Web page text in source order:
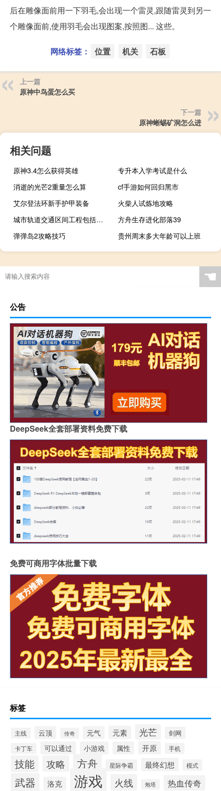
后在雕像面前用一下羽毛,会出现一个雷灵,跟随雷灵到另一
个雕像面前,使用羽毛会出现图案,按照图... 这些。
网络标签： 位置 机关 石板
上一篇
原神中鸟蛋怎么买
下一篇
原神蜥蜴矿洞怎么进
相关问题
原神3.4怎么获得英雄
专升本入学考试是什么
消逝的光芒2重量怎么算
cf手游如何回归黑市
艾尔登法环新手护甲装备
火柴人试炼地攻略
城市轨道交通区间工程包括哪些
方舟生存进化部落39
弹弹岛2攻略技巧
贵州周末多大年龄可以上班
☚
公告
DeepSeek全套部署资料免费下载
免费可商用字体批量下载
标签
主线 云顶 传奇 元气 元素 光芒 剑网
卡丁车 可以通过 小游戏 属性 开原 手机
技能 攻略 方舟 星际争霸 最终幻想 模式
武器 洛克 游戏 火线 炮塔 热血传奇